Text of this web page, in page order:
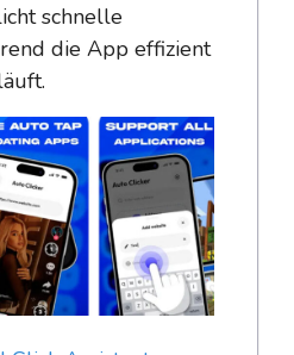
schnelle
die App effizient